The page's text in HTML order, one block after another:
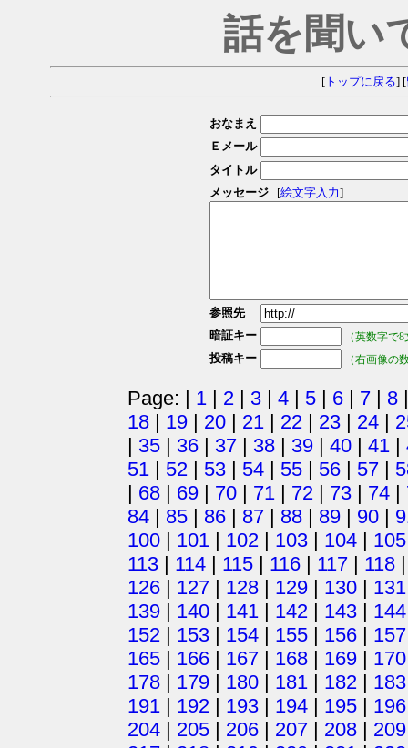
話を聞い
[トップに戻る] [
おなまえ
Ｅメール
タイトル
メッセージ
[絵文字入力]
参照先
暗証キー
（英数字で
投稿キー （右画像の
Page: | 1 | 2 | 3 | 4 | 5 | 6 | 7 | 8
18 | 19 | 20 | 21 | 22 | 23 | 24 |
| 35 | 36 | 37 | 38 | 39 | 40 | 41 |
51 | 52 | 53 | 54 | 55 | 56 | 57 |
| 68 | 69 | 70 | 71 | 72 | 73 | 74 |
84 | 85 | 86 | 87 | 88 | 89 | 90 |
100 | 101 | 102 | 103 | 104 | 105
113 | 114 | 115 | 116 | 117 | 118
126 | 127 | 128 | 129 | 130 | 131
139 | 140 | 141 | 142 | 143 | 144
152 | 153 | 154 | 155 | 156 | 157
165 | 166 | 167 | 168 | 169 | 170
178 | 179 | 180 | 181 | 182 | 183
191 | 192 | 193 | 194 | 195 | 196
204 | 205 | 206 | 207 | 208 | 209